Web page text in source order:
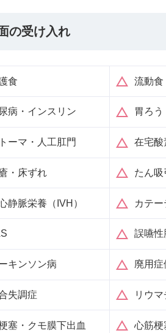
の受け入れ
食 流動食
病・インスリン 胃ろう
ーマ・人工肛門 在宅酸
・床ずれ たん吸
静脈栄養（IVH） カテ
誤嚥性
キンソン病 廃用症
失調症 リウ
塞・クモ膜下出血 心筋梗